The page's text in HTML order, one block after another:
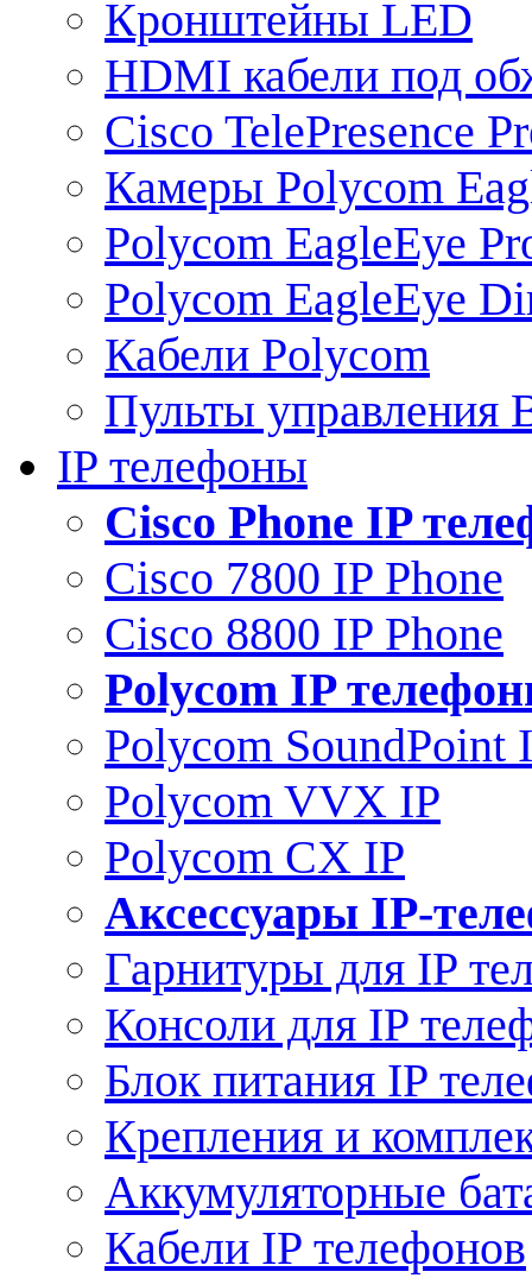
Кронштейны LED
HDMI кабели под
Cisco TelePresence
Камеры Polycom
Polycom EagleEye
Polycom EagleEye
Кабели Polycom
Пульты управления
IP телефоны
Сisco Phone IP
Cisco 7800 IP Phone
Cisco 8800 IP Phone
Polycom IP
Polycom SoundPoint
Polycom VVX IP
Polycom CX IP
Аксессуары IP-
Гарнитуры для IP
Консоли для IP
Блок питания IP
Крепления и
Аккумуляторные
Кабели IP телефонов